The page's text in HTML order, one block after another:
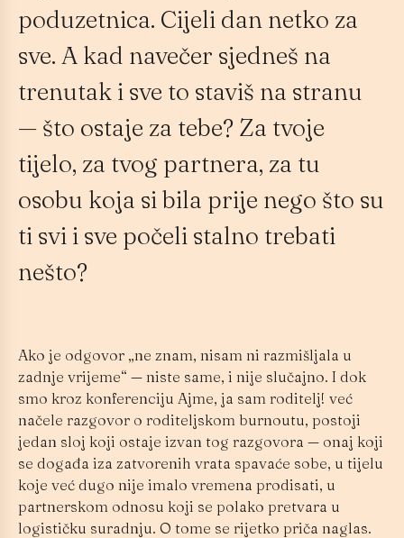
poduzetnica. Cijeli dan netko za
sve. A kad navečer sjedneš na
trenutak i sve to staviš na stranu
— što ostaje za tebe? Za tvoje
tijelo, za tvog partnera, za tu
osobu koja si bila prije nego što su
ti svi i sve počeli stalno trebati
nešto?
Ako je odgovor „ne znam, nisam ni razmišljala u
zadnje vrijeme“ — niste same, i nije slučajno. I dok
smo kroz konferenciju Ajme, ja sam roditelj! već
načele razgovor o roditeljskom burnoutu, postoji
jedan sloj koji ostaje izvan tog razgovora — onaj koji
se događa iza zatvorenih vrata spavaće sobe, u tijelu
koje već dugo nije imalo vremena prodisati, u
partnerskom odnosu koji se polako pretvara u
logističku suradnju. O tome se rijetko priča naglas.